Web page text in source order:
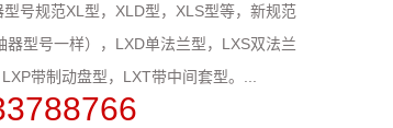
型号规范XL型，XLD型，XLS型等，新规范
器型号一样），LXD单法兰型，LXS双法兰
带制动盘型，LXT带中间套型。...